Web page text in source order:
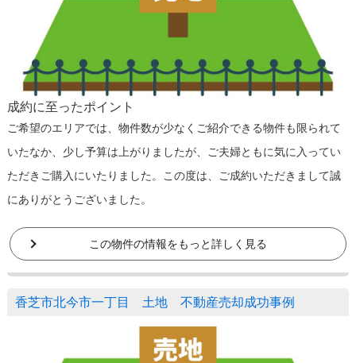
成約に至ったポイント
ご希望のエリアでは、物件数が少なくご紹介できる物件も限られて
いたなか、少し予算は上がりましたが、ご夫婦ともに気に入ってい
ただきご購入にいたりました。この度は、ご成約いただきまして誠
にありがとうございました。
この物件の情報をもっと詳しく見る
香芝市北今市一丁目 土地 不動産売却成功事例